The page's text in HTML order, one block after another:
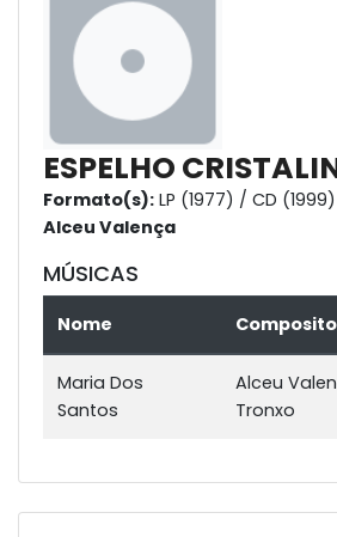
ESPELHO
Formato(s): LP (1977) / CD (1999)
Alceu Valença
MÚSICAS
Nome
Maria Dos
Santos
Alceu
Tronxo